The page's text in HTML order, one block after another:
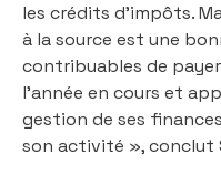
les crédits d’impôts.
à la source est une
contribuables de
l’année en cours et
gestion de ses
son activité », conclut